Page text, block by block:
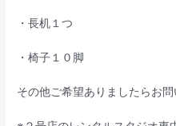
・長机１つ
・椅子１０脚
その他ご希望ありましたらお問